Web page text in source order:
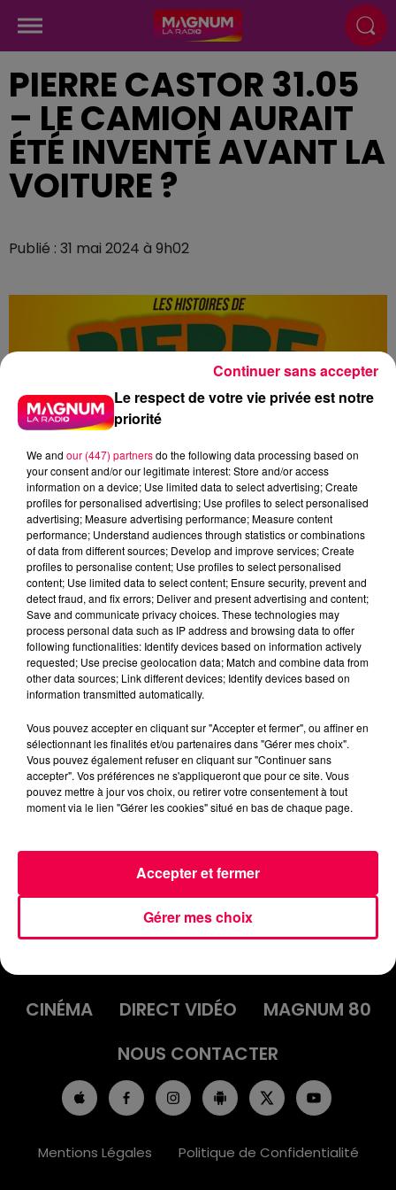
PIERRE CASTOR 31.05
– LE CAMION AURAIT
ÉTÉ INVENTÉ AVANT LA
VOITURE ?
Publié : 31 mai 2024 à 9h02
podcasts/2024/05/PIERRE-CASTOR-31.05-–-LE-
CAMION-AURAIT-ETE-INVENTE-AVANT-LA-
VOITURE.mp3
INFOS
EMISSIONS
CINÉMA
DIRECT VIDÉO
MAGNUM 80
NOUS CONTACTER
Mentions Légales Politique de Confidentialité
Le respect de votre vie privée est notre
priorité
We and our (447) partnersdo the following data processing based on
your consent and/or our legitimate interest: Store and/or access
information on a device; Use limited data to select advertising; Create
profiles for personalised advertising; Use profiles to select personalised
advertising; Measure advertising performance; Measure content
performance; Understand audiences through statistics or combinations
of data from different sources; Develop and improve services; Create
profiles to personalise content; Use profiles to select personalised
content; Use limited data to select content; Ensure security, prevent and
detect fraud, and fix errors; Deliver and present advertising and content;
Save and communicate privacy choices. These technologies may
process personal data such as IP address and browsing data to offer
following functionalities: Identify devices based on information actively
requested; Use precise geolocation data; Match and combine data from
other data sources; Link different devices; Identify devices based on
information transmitted automatically.
Vous pouvez accepter en cliquant sur "Accepter et fermer", ou affiner en
sélectionnant les finalités et/ou partenaires dans "Gérer mes choix".
Vous pouvez également refuser en cliquant sur "Continuer sans
accepter". Vos préférences ne s'appliqueront que pour ce site. Vous
pouvez mettre à jour vos choix, ou retirer votre consentement à tout
moment via le lien "Gérer les cookies" situé en bas de chaque page.
Gérer mes choix
Accepter et fermer
Continuer sans accepter